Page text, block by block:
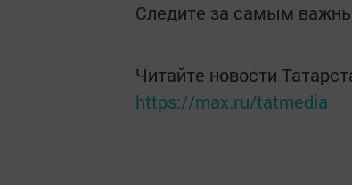
Следите за самым
Читайте новости
https://max.ru/tatmedia